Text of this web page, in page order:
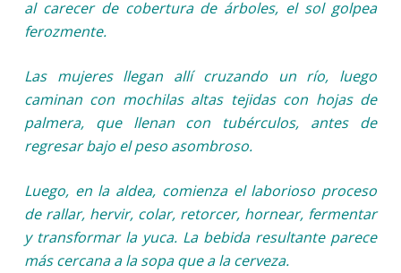
al carecer de cobertura de árboles, el sol golpea
ferozmente.
Las mujeres llegan allí cruzando un río, luego
caminan con mochilas altas tejidas con hojas de
palmera, que llenan con tubérculos, antes de
regresar bajo el peso asombroso.
Luego, en la aldea, comienza el laborioso proceso
de rallar, hervir, colar, retorcer, hornear, fermentar
y transformar la yuca. La bebida resultante parece
más cercana a la sopa que a la cerveza.